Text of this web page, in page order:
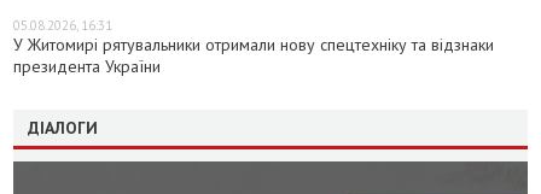
05.08.2026, 16:31
У Житомирі рятувальники отримали нову спецтехніку та відзнаки
президента України
ДІАЛОГИ